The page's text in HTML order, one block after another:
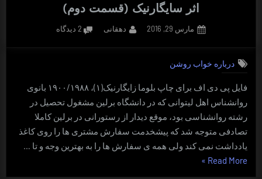
اثر سایگارنیک (قسمت دوم)
Posted
مارس 29, 2016 By
دهقانی 2 دیدگاه
درباره خواب روشن
فایل پی دی اف برای چاپ بلوما زایگارنیک(۱)، ۱۹۰۰/۱۹۸۸ بانوی
روانشناس اهل لیتوانی که در دانشگاه برلین مشغول تحصیل در
رشته روانشناسی بود، موقع دیدار از رستورانی در برلین کاملا
تصادفی متوجه شد که پیشخدمت سفارش مشتری ها را روی کاغذ
یادداشت نمی کند ولی همه ی سفارش ها را به بهترین وجه و تا …
Read More “اثر
»